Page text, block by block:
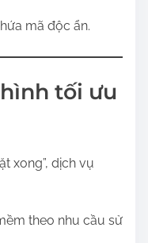
mã độc ẩn.
tối ưu
xong”, dịch vụ
theo nhu cầu sử